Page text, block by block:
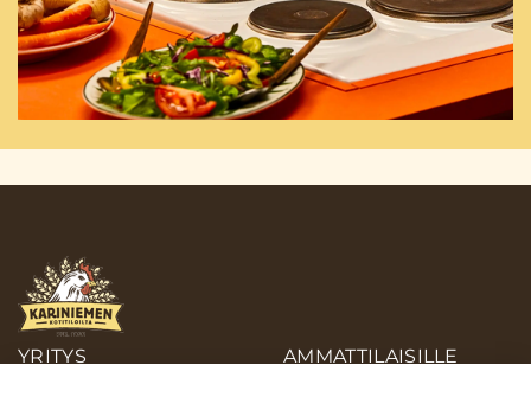
YRITYS
AMMATTILAISILLE